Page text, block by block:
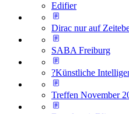
Edifier
Dirac nur auf
SABA Freiburg
?Künstliche
Treffen November